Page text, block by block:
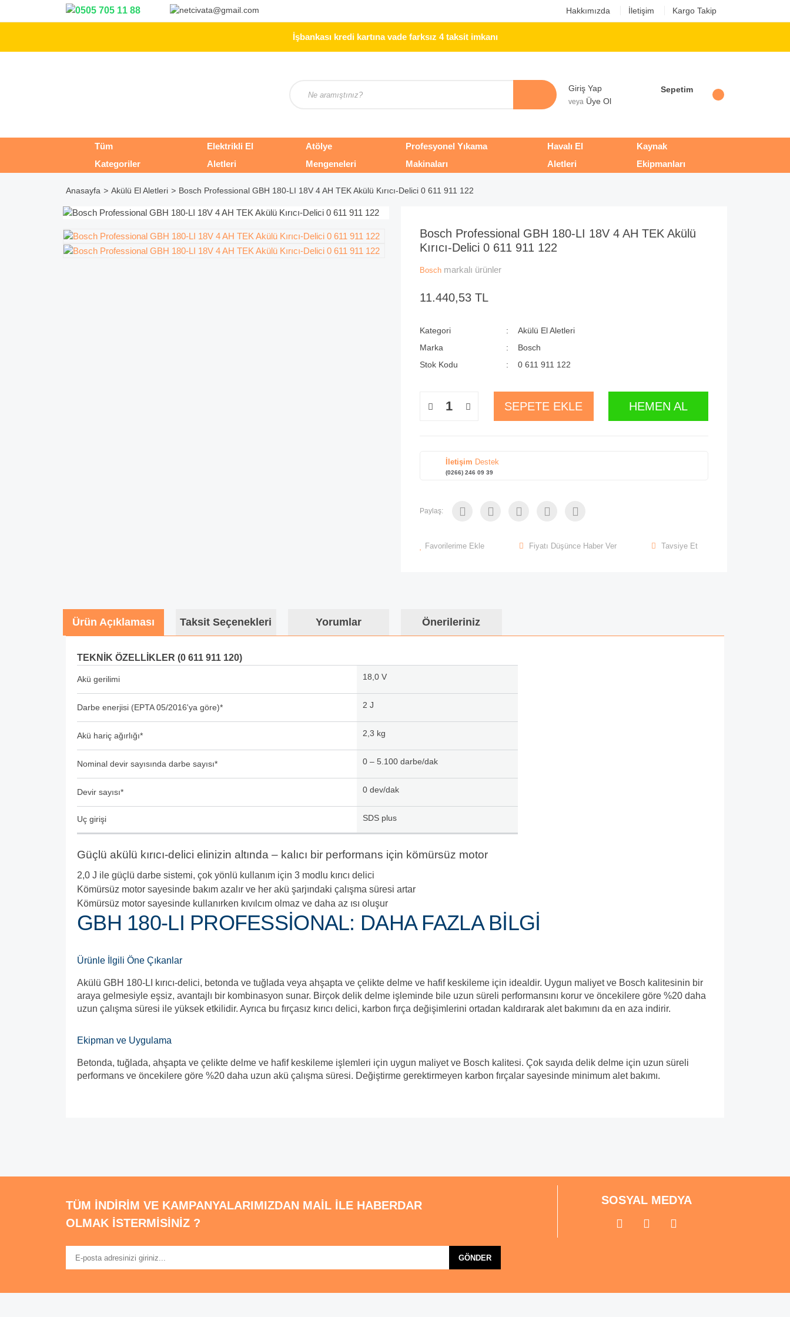
Hakkımızda İletişim Kargo Takip
İşbankası kredi kartına vade farksız 4 taksit imkanı
Giriş Yap
veya Üye Ol
Sepetim
Tüm
Kategoriler
Elektrikli El
Aletleri
Atölye
Mengeneleri
Profesyonel Yıkama
Makinaları
Havalı El
Aletleri
Kaynak
Ekipmanları
Anasayfa Akülü El Aletleri Bosch Professional GBH 180-LI 18V 4 AH TEK Akülü Kırıcı-Delici 0 611 911 122
Bosch Professional GBH 180-LI 18V 4 AH TEK Akülü
Kırıcı-Delici 0 611 911 122
Bosch markalı ürünler
11.440,53 TL
Kategori
Akülü El Aletleri
Marka
Bosch
Stok Kodu
0 611 911 122
SEPETE EKLE HEMEN AL
İletişim Destek
(0266) 246 09 39
Paylaş:
Favorilerime Ekle Fiyatı Düşünce Haber Ver Tavsiye Et
Ürün Açıklaması Taksit Seçenekleri Yorumlar Önerileriniz
TEKNİK ÖZELLİKLER (0 611 911 120)
Akü gerilimi 18,0 V
Darbe enerjisi (EPTA 05/2016'ya göre)* 2 J
Akü hariç ağırlığı* 2,3 kg
Nominal devir sayısında darbe sayısı* 0 – 5.100 darbe/dak
Devir sayısı* 0 dev/dak
Uç girişi SDS plus
Güçlü akülü kırıcı-delici elinizin altında – kalıcı bir performans için kömürsüz motor
2,0 J ile güçlü darbe sistemi, çok yönlü kullanım için 3 modlu kırıcı delici
Kömürsüz motor sayesinde bakım azalır ve her akü şarjındaki çalışma süresi artar
Kömürsüz motor sayesinde kullanırken kıvılcım olmaz ve daha az ısı oluşur
GBH 180-LI PROFESSİONAL: DAHA FAZLA BİLGİ
Ürünle İlgili Öne Çıkanlar
Akülü GBH 180-LI kırıcı-delici, betonda ve tuğlada veya ahşapta ve çelikte delme ve hafif keskileme için idealdir. Uygun maliyet ve Bosch kalitesinin bir
araya gelmesiyle eşsiz, avantajlı bir kombinasyon sunar. Birçok delik delme işleminde bile uzun süreli performansını korur ve öncekilere göre %20 daha
uzun çalışma süresi ile yüksek etkilidir. Ayrıca bu fırçasız kırıcı delici, karbon fırça değişimlerini ortadan kaldırarak alet bakımını da en aza indirir.
Ekipman ve Uygulama
Betonda, tuğlada, ahşapta ve çelikte delme ve hafif keskileme işlemleri için uygun maliyet ve Bosch kalitesi. Çok sayıda delik delme için uzun süreli
performans ve öncekilere göre %20 daha uzun akü çalışma süresi. Değiştirme gerektirmeyen karbon fırçalar sayesinde minimum alet bakımı.
Ürün resmi kalitesiz, bozuk veya görüntülenemiyor.
Ürün bilgilerinde hatalar bulunuyor.
TÜM İNDİRİM VE KAMPANYALARIMIZDAN MAİL İLE HABERDAR
OLMAK İSTERMİSİNİZ ?
GÖNDER
SOSYAL MEDYA